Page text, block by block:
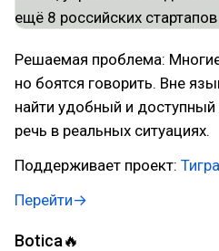
Решаемая проблема:
но боятся говорить. Вне
найти удобный и доступный
речь в реальных ситуациях.
Поддерживает проект:
Перейти→
Botica🔥